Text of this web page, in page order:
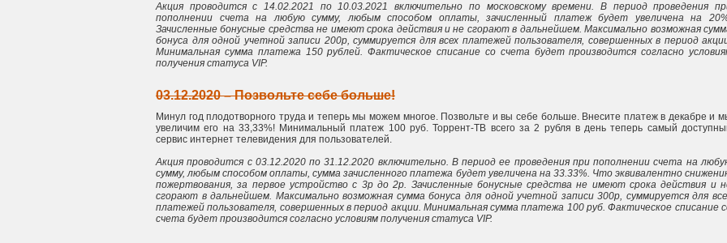
Акция проводится с 14.02.2021 по 10.03.2021 включительно по московскому времени. В период проведения
пополнении счета на любую сумму, любым способом оплаты, зачисленный платеж будет увеличена на
Зачисленные бонусные средства не имеют срока действия и не сгорают в дальнейшем. Максимально возможная
бонуса для одной учетной записи 200р, суммируется для всех платежей пользователя, совершенных в период
Минимальная сумма платежа 150 рублей. Фактическое списание со счета будет производится согласно
получения статуса VIP.
03.12.2020 – Позвольте себе больше!
Минул год плодотворного труда и теперь мы можем многое. Позвольте и вы себе больше. Внесите платеж в декабре и
увеличим его на 33,33%! Минимальный платеж 100 руб. Торрент-ТВ всего за 2 рубля в день теперь самый
сервис интернет телевидения для пользователей.
Акция проводится с 03.12.2020 по 31.12.2020 включительно. В период ее проведения при пополнении счета на
сумму, любым способом оплаты, сумма зачисленного платежа будет увеличена на 33.33%. Что эквивалентно
пожертвования, за первое устройство с 3р до 2р. Зачисленные бонусные средства не имеют срока действия и
сгорают в дальнейшем. Максимально возможная сумма бонуса для одной учетной записи 300р, суммируется для
платежей пользователя, совершенных в период акции. Минимальная сумма платежа 100 руб. Фактическое списание
счета будет производится согласно условиям получения статуса VIP.